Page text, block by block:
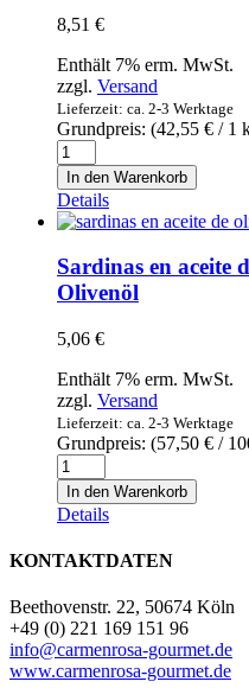
glaseo
Andu
-
Black
Tiger
Garnelen
mit
Kopf,
mit
roh,
glasiert
800g
Menge
8,51 €
Enthält 7% erm. MwSt.
zzgl. Versand
Lieferzeit: ca. 2-3 Werktage
Grundpreis: (42,55 € / 1
Queso
de
cabra
200g
-
Ziegenkäse
Menge
In den Warenkorb
Details
Sardinas en aceite
Olivenöl
5,06 €
Enthält 7% erm. MwSt.
zzgl. Versand
Lieferzeit: ca. 2-3 Werktage
Grundpreis: (57,50 € /
Sardinas
en
aceite
de
88g
Sardinen
in
Olivenöl
Menge
In den Warenkorb
Details
KONTAKTDATEN
Beethovenstr. 22, 50674 Köln
+49 (0) 221 169 151 96
info@carmenrosa-gourmet.de
www.carmenrosa-gourmet.de